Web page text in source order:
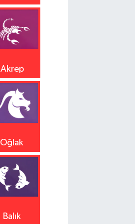
Akrep
Oğlak
Balık